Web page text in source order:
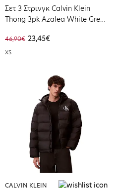
Σετ 3 Στρινγκ Calvin Klein
Thong 3pk Azalea White Grey
46,90€ 23,45€
XS
CALVIN KLEIN